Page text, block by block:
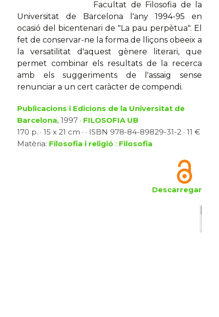
Facultat de Filosofia de la
Universitat de Barcelona l'any 1994-95 en
ocasió del bicentenari de "La pau perpètua". El
fet de conservar-ne la forma de lliçons obeeix a
la versatilitat d'aquest gènere literari, que
permet combinar els resultats de la recerca
amb els suggeriments de l'assaig sense
renunciar a un cert caràcter de compendi.
Publicacions i Edicions de la Universitat de
Barcelona, 1997 · FILOSOFIA UB
170 p. · 15 x 21 cm · · ISBN 978-84-89829-31-2 · 11 €
Matèria: Filosofia i religió : Filosofia
Descarregar